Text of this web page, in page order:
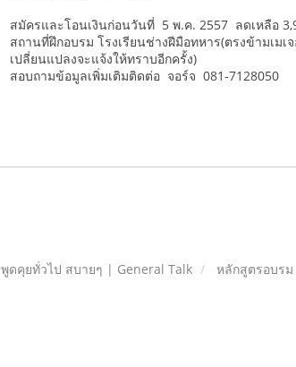
สมัครและโอนเงินก่อนวันที่ 5 พ.ค. 2557 ลดเหลือ
สถานที่ฝึกอบรม โรงเรียนช่างฝีมือทหาร(ตรงข้ามเม
เปลี่ยนแปลงจะแจ้งให้ทราบอีกครั้ง)
สอบถามข้อมูลเพิ่มเติมติดต่อ จอร์จ 081-7128050
พูดคุยทั่วไป สบายๆ | General Talk หลักสูตรอบร